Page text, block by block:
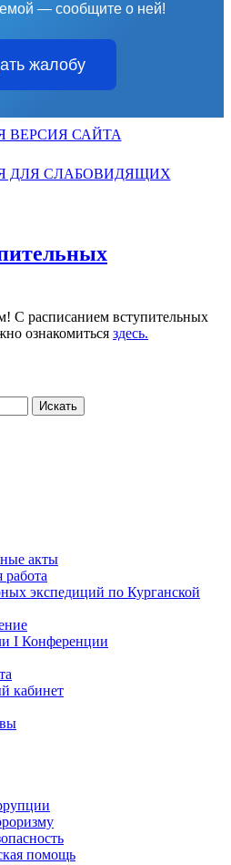
— сообщите о ней!
жалобу
ВЕРСИЯ САЙТА
ДЛЯ СЛАБОВИДЯЩИХ
С расписанием вступительных
ознакомиться здесь.
акты
работа
экспедиций по Курганской
I Конференции
кабинет
помощь